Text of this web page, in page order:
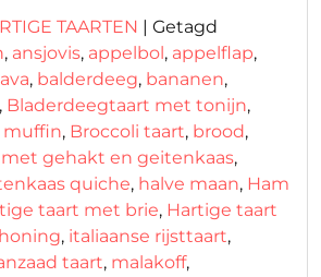
TAARTEN | Getagd
, ansjovis, appelbol, appelflap,
, balderdeeg, bananen,
, Bladerdeegtaart met tonijn,
muffin, Broccoli taart, brood,
gehakt en geitenkaas,
quiche, halve maan, Ham
taart met brie, Hartige taart
honing, italiaanse rijsttaart,
taart, malakoff,